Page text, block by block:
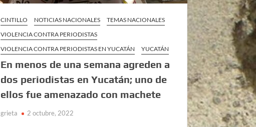
CINTILLO NOTICIAS NACIONALES
TEMAS NACIONALES
VIOLENCIA CONTRA PERIODISTAS
VIOLENCIA CONTRA PERIODISTAS EN YUCATÁN
YUCATÁN
En menos de una semana agreden a
dos periodistas en Yucatán; uno de
ellos fue amenazado con machete
grieta 2 octubre, 2022